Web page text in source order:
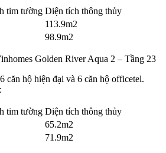
tim tường Diện tích thông thủy
113.9m2
98.9m2
Golden River Aqua 2 – Tầng 23
căn hộ hiện đại và 6 căn hộ officetel.
tim tường Diện tích thông thủy
65.2m2
71.9m2